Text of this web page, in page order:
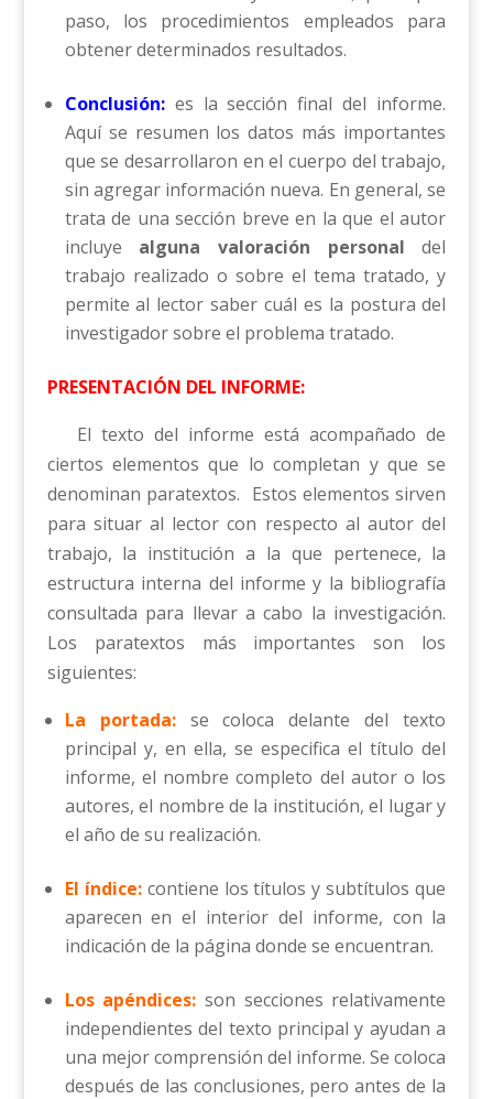
paso, los procedimientos empleados para
obtener determinados resultados.
Conclusión:es la sección final del informe.
Aquí se resumen los datos más importantes
que se desarrollaron en el cuerpo del trabajo,
sin agregar información nueva. En general, se
trata de una sección breve en la que el autor
incluye alguna valoración personal del
trabajo realizado o sobre el tema tratado, y
permite al lector saber cuál es la postura del
investigador sobre el problema tratado.
PRESENTACIÓN DEL INFORME:
El texto del informe está acompañado de
ciertos elementos que lo completan y que se
denominan paratextos. Estos elementos sirven
para situar al lector con respecto al autor del
trabajo, la institución a la que pertenece, la
estructura interna del informe y la bibliografía
consultada para llevar a cabo la investigación.
Los paratextos más importantes son los
siguientes:
La portada: se coloca delante del texto
principal y, en ella, se especifica el título del
informe, el nombre completo del autor o los
autores, el nombre de la institución, el lugar y
el año de su realización.
El índice:contiene los títulos y subtítulos que
aparecen en el interior del informe, con la
indicación de la página donde se encuentran.
Los apéndices: son secciones relativamente
independientes del texto principal y ayudan a
una mejor comprensión del informe. Se coloca
después de las conclusiones, pero antes de la